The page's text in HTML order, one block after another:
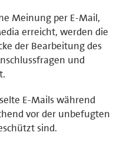
Meinung per E-Mail,
erreicht, werden die
der Bearbeitung des
und
E-Mails während
vor der unbefugten
sind.